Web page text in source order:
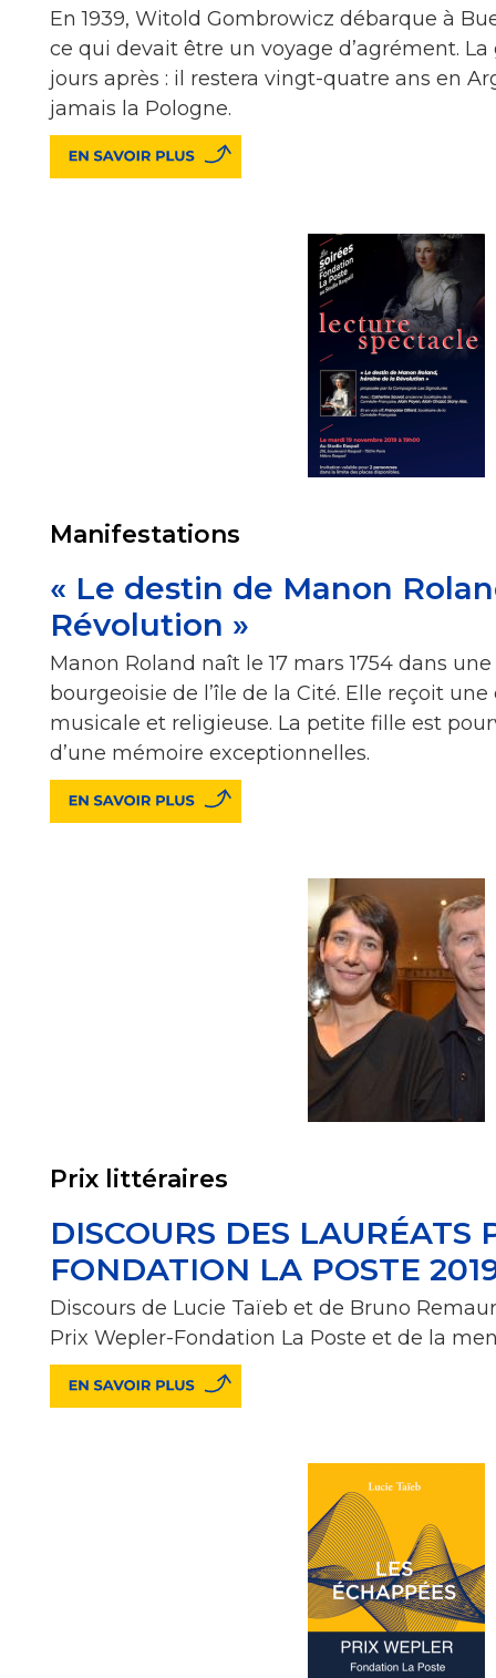
En 1939, Witold Gombrowicz débarque à
ce qui devait être un voyage d’agrément.
jours après : il restera vingt-quatre ans en
jamais la Pologne.
Manifestations
« Le destin de Manon
Révolution »
Manon Roland naît le 17 mars 1754 dans
bourgeoisie de l’île de la Cité. Elle reçoit
musicale et religieuse. La petite fille est
d’une mémoire exceptionnelles.
Prix littéraires
DISCOURS DES LAURÉATS
FONDATION LA POSTE
Discours de Lucie Taïeb et de Bruno
Prix Wepler-Fondation La Poste et de la